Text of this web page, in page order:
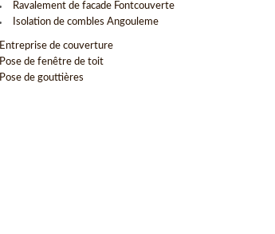
Ravalement de facade Fontcouverte
Isolation de combles Angouleme
Entreprise de couverture
Pose de fenêtre de toit
Pose de gouttières